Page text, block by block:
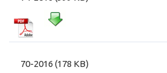
70-2016 (178 KB)